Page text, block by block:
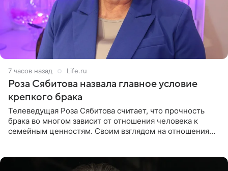
7 часов назад Life.ru
Роза Сябитова назвала главное условие
крепкого брака
Телеведущая Роза Сябитова считает, что прочность
брака во многом зависит от отношения человека к
семейным ценностям. Своим взглядом на отношения